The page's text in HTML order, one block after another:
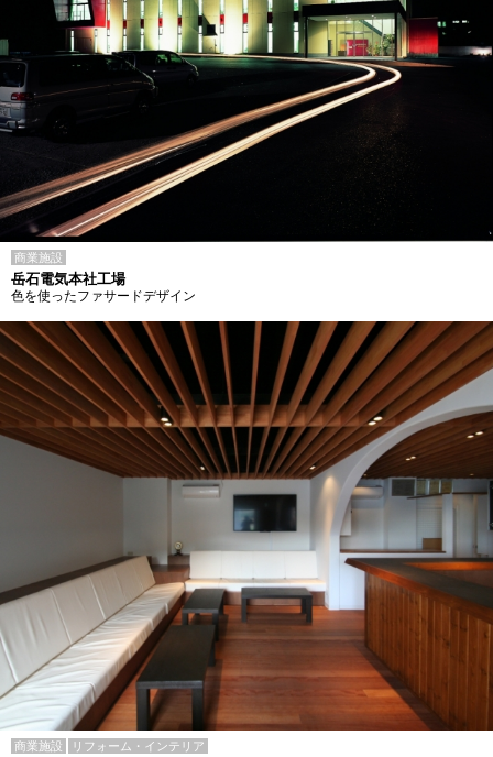
商業施設
岳石電気本社工場
色を使ったファサードデザイン
商業施設 リフォーム・インテリア